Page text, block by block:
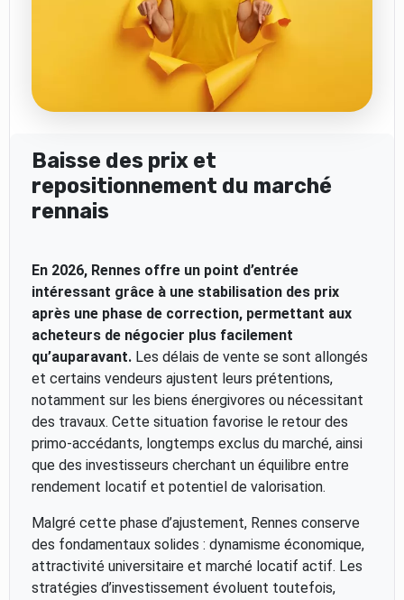
Baisse des prix et
repositionnement du marché
rennais
En 2026, Rennes offre un point d’entrée
intéressant grâce à une stabilisation des prix
après une phase de correction, permettant aux
acheteurs de négocier plus facilement
qu’auparavant.Les délais de vente se sont allongés
et certains vendeurs ajustent leurs prétentions,
notamment sur les biens énergivores ou nécessitant
des travaux. Cette situation favorise le retour des
primo-accédants, longtemps exclus du marché, ainsi
que des investisseurs cherchant un équilibre entre
rendement locatif et potentiel de valorisation.
Malgré cette phase d’ajustement, Rennes conserve
des fondamentaux solides : dynamisme économique,
attractivité universitaire et marché locatif actif. Les
stratégies d’investissement évoluent toutefois,